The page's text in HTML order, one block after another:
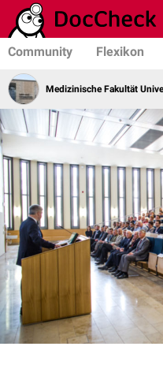
Community Flexikon
Medizinische Fakultät